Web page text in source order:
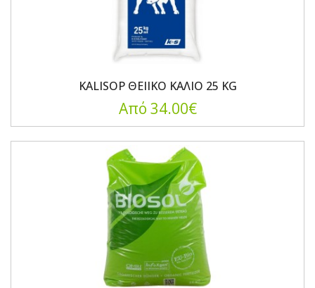
KALISOP ΘΕΙΙΚΟ ΚΑΛΙΟ 25 KG
Από 34.00€